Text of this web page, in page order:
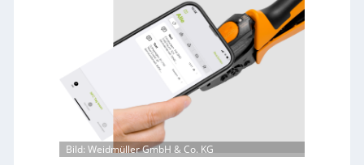
f
t
i
o
n
Bild: Weidmüller GmbH & Co. KG